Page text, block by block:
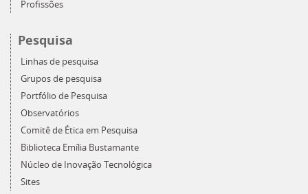
Profissões
Pesquisa
Linhas de pesquisa
Grupos de pesquisa
Portfólio de Pesquisa
Observatórios
Comitê de Ética em Pesquisa
Biblioteca Emília Bustamante
Núcleo de Inovação Tecnológica
Sites